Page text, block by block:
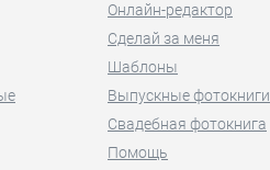
Онлайн-редактор
Сделай за меня
Шаблоны
Выпускные фотокниги
Свадебная фотокнига
Помощь